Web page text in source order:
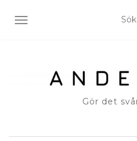
SLÅ PÅ/AV NAVIGERING
Gör det